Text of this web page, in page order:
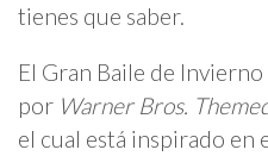
tienes que saber.
El Gran Baile de
por Warner Bros.
el cual está inspirado en